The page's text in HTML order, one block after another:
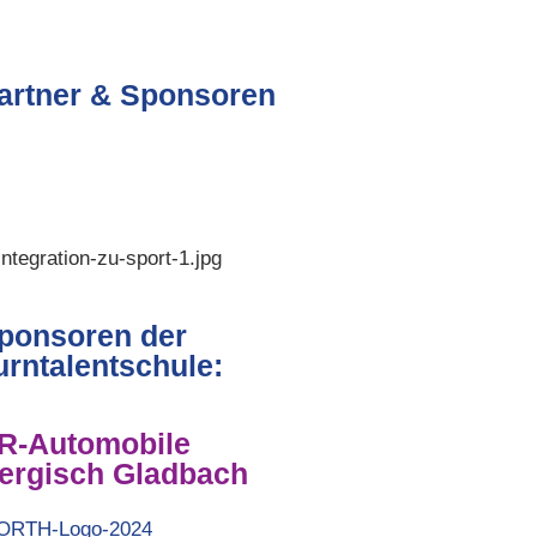
& Sponsoren
der
Automobile
Gladbach